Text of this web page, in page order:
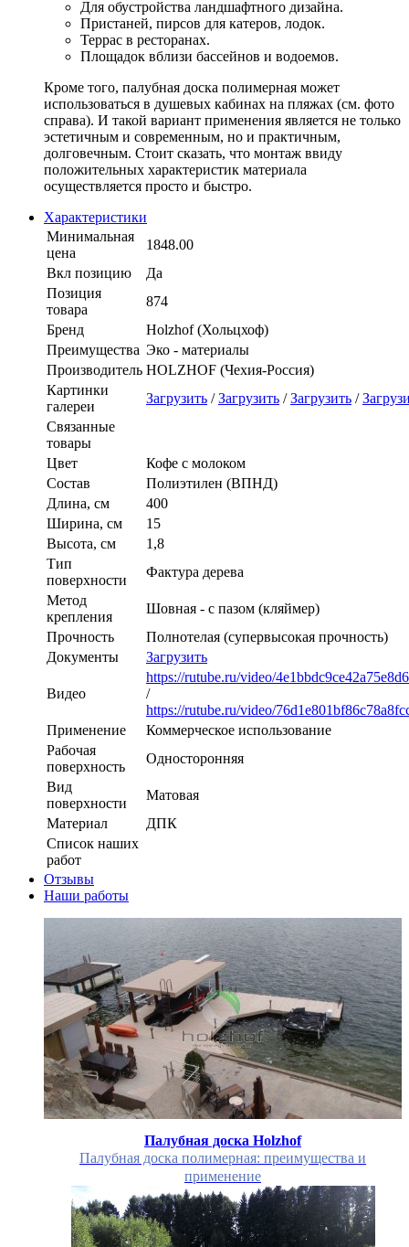
Для обустройства ландшафтного дизайна.
Пристаней, пирсов для катеров, лодок.
Террас в ресторанах.
Площадок вблизи бассейнов и водоемов.
Кроме того, палубная доска полимерная может
использоваться в душевых кабинах на пляжах (см. фото
справа). И такой вариант применения является не только
эстетичным и современным, но и практичным,
долговечным. Стоит сказать, что монтаж ввиду
положительных характеристик материала
осуществляется просто и быстро.
Характеристики
Минимальная
цена
1848.00
Вкл позицию
Да
Позиция
товара
874
Бренд
Holzhof (Хольцхоф)
Преимущества Эко - материалы
Производитель HOLZHOF (Чехия-Россия)
Картинки
галереи
Загрузить /Загрузить /Загрузить /
Связанные
товары
Цвет
Кофе с молоком
Состав
Полиэтилен (ВПНД)
Длина, см
400
Ширина, см
15
Высота, см
1,8
Тип
поверхности
Фактура дерева
Метод
крепления
Шовная - с пазом (кляймер)
Прочность
Полнотелая (супервысокая прочность)
Документы
Загрузить
Видео
https://rutube.ru/video/
/
https://rutube.ru/video/
Применение
Коммерческое использование
Рабочая
поверхность
Односторонняя
Вид
поверхности
Матовая
Материал
ДПК
Список наших
работ
Отзывы
Наши работы
Палубная доска Holzhof
Палубная доска полимерная: преимущества и
применение